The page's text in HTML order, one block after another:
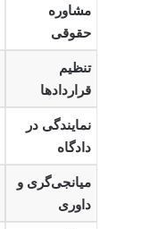
مشاوره
حقوقی
تنظیم
قراردادها
نمایندگی در
دادگاه
میانجی‌گری و
داوری